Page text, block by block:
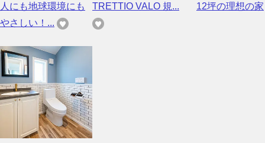
人にも地球環境にも
やさしい！...
TRETTIO VALO 規... 12坪の理想の家